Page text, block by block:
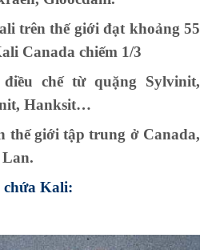
trên thế giới đạt khoảng 55
Canada chiếm 1/3
chế từ quặng Sylvinit,
Hanksit…
thế giới tập trung ở Canada,
chứa Kali: